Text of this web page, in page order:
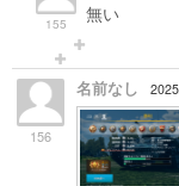
155 無い
156
名前なし